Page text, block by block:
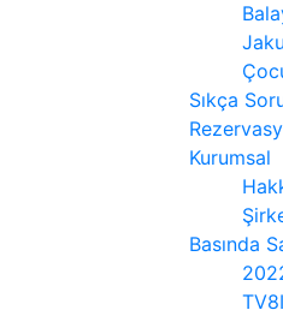
Sıkça
Kurumsal
Basında